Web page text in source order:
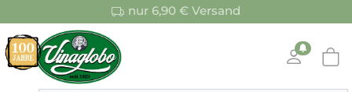
nur 6,90 € Versand